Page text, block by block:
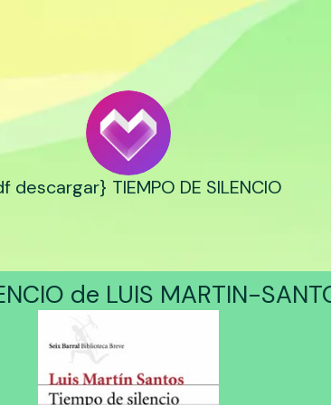
descargar} TIEMPO DE SILENCIO
de LUIS MARTIN-